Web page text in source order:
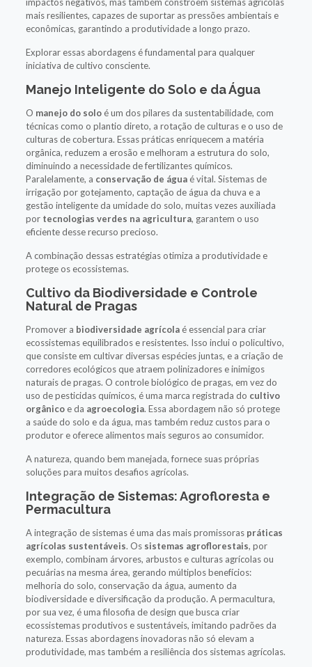
mais resilientes, capazes de suportar as pressões ambientais e
econômicas, garantindo a produtividade a longo prazo.
Explorar essas abordagens é fundamental para qualquer
iniciativa de cultivo consciente.
Manejo Inteligente do Solo e da Água
O manejo do soloé um dos pilares da sustentabilidade, com
técnicas como o plantio direto, a rotação de culturas e o uso de
culturas de cobertura. Essas práticas enriquecem a matéria
orgânica, reduzem a erosão e melhoram a estrutura do solo,
diminuindo a necessidade de fertilizantes químicos.
Paralelamente, a conservação de águaé vital. Sistemas de
irrigação por gotejamento, captação de água da chuva e a
gestão inteligente da umidade do solo, muitas vezes auxiliada
por tecnologias verdes na agricultura, garantem o uso
eficiente desse recurso precioso.
A combinação dessas estratégias otimiza a produtividade e
protege os ecossistemas.
Cultivo da Biodiversidade e Controle
Natural de Pragas
Promover a biodiversidade agrícolaé essencial para criar
ecossistemas equilibrados e resistentes. Isso inclui o policultivo,
que consiste em cultivar diversas espécies juntas, e a criação de
corredores ecológicos que atraem polinizadores e inimigos
naturais de pragas. O controle biológico de pragas, em vez do
uso de pesticidas químicos, é uma marca registrada do cultivo
orgânicoe da agroecologia. Essa abordagem não só protege
a saúde do solo e da água, mas também reduz custos para o
produtor e oferece alimentos mais seguros ao consumidor.
A natureza, quando bem manejada, fornece suas próprias
soluções para muitos desafios agrícolas.
Integração de Sistemas: Agrofloresta e
Permacultura
A integração de sistemas é uma das mais promissoras práticas
agrícolas sustentáveis. Os sistemas agroflorestais, por
exemplo, combinam árvores, arbustos e culturas agrícolas ou
pecuárias na mesma área, gerando múltiplos benefícios:
melhoria do solo, conservação da água, aumento da
biodiversidade e diversificação da produção. A permacultura,
por sua vez, é uma filosofia de design que busca criar
ecossistemas produtivos e sustentáveis, imitando padrões da
natureza. Essas abordagens inovadoras não só elevam a
produtividade, mas também a resiliência dos sistemas agrícolas.